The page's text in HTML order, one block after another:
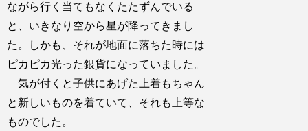
ながら行く当てもなくたたずんでいる
と、いきなり空から星が降ってきまし
た。しかも、それが地面に落ちた時には
ピカピカ光った銀貨になっていました。
気が付くと子供にあげた上着もちゃん
と新しいものを着ていて、それも上等な
ものでした。